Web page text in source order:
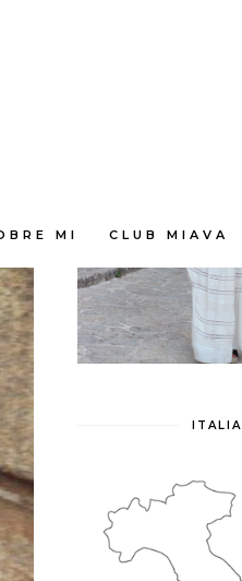
MI CLUB MIAVA
ITALIA